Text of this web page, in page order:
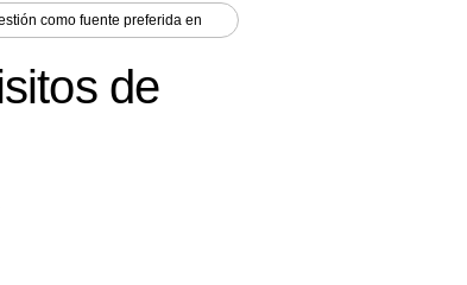
como fuente preferida en
de